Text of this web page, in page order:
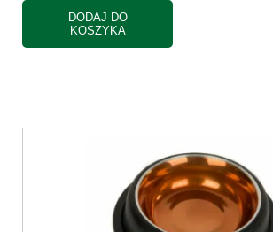
DODAJ DO
KOSZYKA